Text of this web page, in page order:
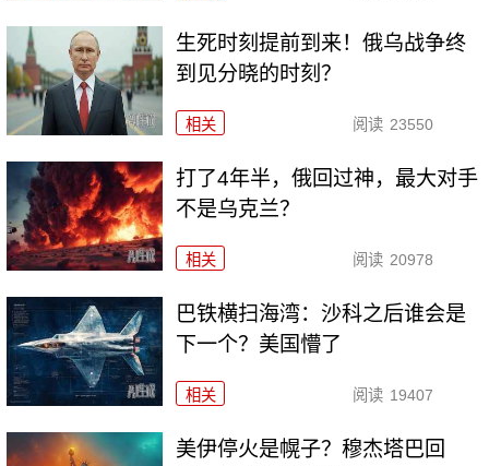
生死时刻提前到来！俄乌战争终
到见分晓的时刻？
相关 阅读 23550
打了4年半，俄回过神，最大对手
不是乌克兰？
相关 阅读 20978
巴铁横扫海湾：沙科之后谁会是
下一个？美国懵了
相关 阅读 19407
美伊停火是幌子？穆杰塔巴回